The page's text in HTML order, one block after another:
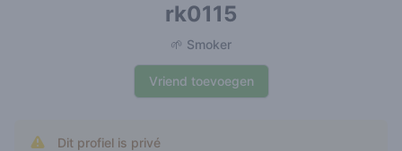
rk0115
🌱 Smoker
Vriend toevoegen
Dit profiel is privé